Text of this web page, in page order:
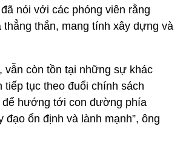
nói với các phóng viên rằng
thẳng thắn, mang tính xây dựng và
vẫn còn tồn tại những sự khác
tiếp tục theo đuổi chính sách
để hướng tới con đường phía
đạo ổn định và lành mạnh”, ông